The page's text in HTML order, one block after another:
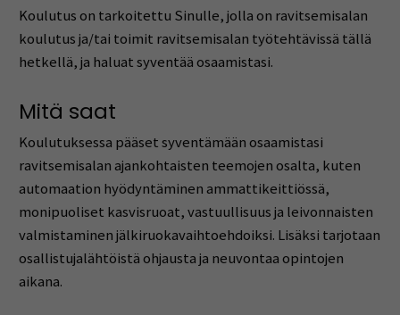
Koulutus on tarkoitettu Sinulle, jolla on ravitsemisalan
koulutus ja/tai toimit ravitsemisalan työtehtävissä tällä
hetkellä, ja haluat syventää osaamistasi.
Mitä saat
Koulutuksessa pääset syventämään osaamistasi
ravitsemisalan ajankohtaisten teemojen osalta, kuten
automaation hyödyntäminen ammattikeittiössä,
monipuoliset kasvisruoat, vastuullisuus ja leivonnaisten
valmistaminen jälkiruokavaihtoehdoiksi. Lisäksi tarjotaan
osallistujalähtöistä ohjausta ja neuvontaa opintojen
aikana.